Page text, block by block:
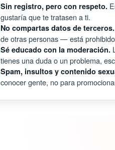
Sin registro, pero con respeto.
gustaría que te tratasen a ti.
No compartas datos de terceros.
de otras personas — está
Sé educado con la moderación.
tienes una duda o un problema,
Spam, insultos y contenido
conocer gente, no para